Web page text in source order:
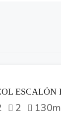
2 130m